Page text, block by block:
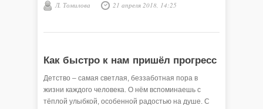
Л. Томилова 21 апреля 2018, 14:25
Как быстро к нам пришёл прогресс
Детство – самая светлая, беззаботная пора в
жизни каждого человека. О нём вспоминаешь с
тёплой улыбкой, особенной радостью на душе. С